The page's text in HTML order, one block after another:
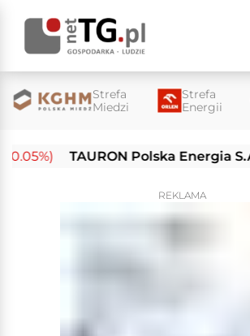
Strefa
Miedzi
Strefa
Energii
TAURON Polska Energia S.A.
REKLAMA